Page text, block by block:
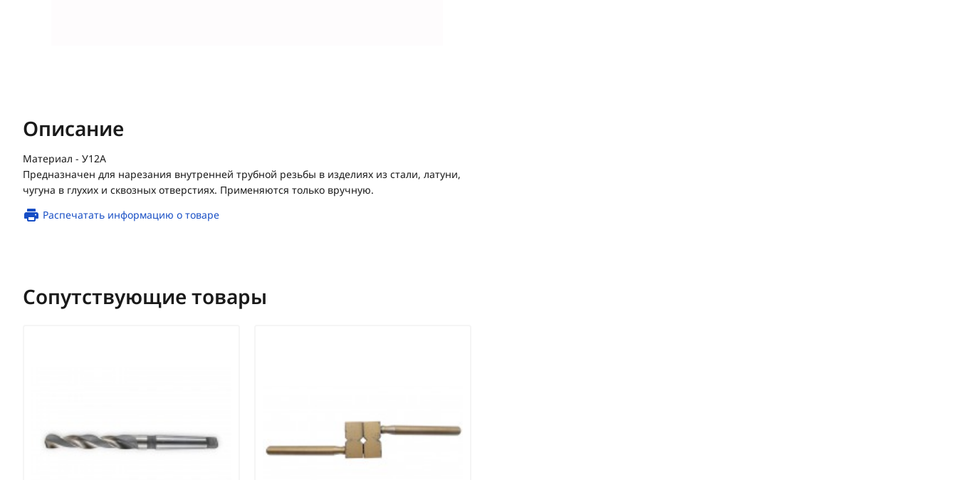
Описание
Материал - У12А
Предназначен для нарезания внутренней трубной резьбы в изделиях из стали, латуни,
чугуна в глухих и сквозных отверстиях. Применяются только вручную.
Распечатать информацию о товаре
Сопутствующие товары